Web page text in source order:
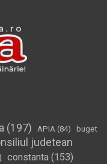
(197) APIA (84)
buget
judetean
constanta (153)